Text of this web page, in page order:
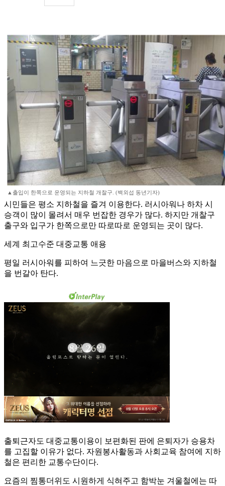
▲출입이 한쪽으로 운영되는 지하철 개찰구. (백외섭 동년기자)
시민들은 평소 지하철을 즐겨 이용한다. 러시아워나 하차 시
승객이 많이 몰려서 매우 번잡한 경우가 많다. 하지만 개찰구
출구와 입구가 한쪽으로만 따로따로 운영되는 곳이 많다.
세계 최고수준 대중교통 애용
평일 러시아워를 피하여 느긋한 마음으로 마을버스와 지하철
을 번갈아 탄다.
출퇴근자도 대중교통이용이 보편화된 판에 은퇴자가 승용차
를 고집할 이유가 없다. 자원봉사활동과 사회교육 참여에 지하
철은 편리한 교통수단이다.
요즘의 찜통더위도 시원하게 식혀주고 함박눈 겨울철에는 따